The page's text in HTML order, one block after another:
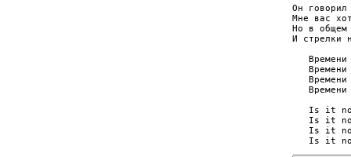
Он
Мне вас
Но в общем
И стрелки
Времени
Времени
Времени
Времени
Is it
Is it
Is it